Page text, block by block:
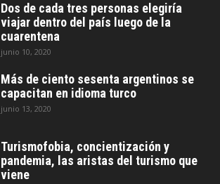
Dos de cada tres personas elegiría
viajar dentro del país luego de la
cuarentena
junio 10, 2020
Más de ciento sesenta argentinos se
capacitan en idioma turco
junio 13, 2020
Turismofobia, concientización y
pandemia, las aristas del turismo que
viene